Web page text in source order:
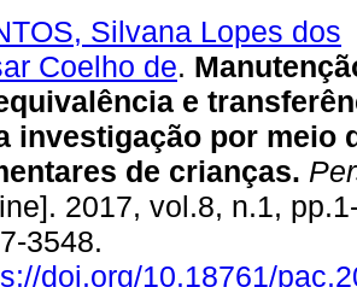
Silvana Lopes dos
Coelho de.
e
investigação por meio
de crianças.
2017, vol.8, n.1,
3548.
doi.org/10.18761/